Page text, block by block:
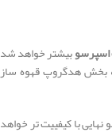
بیشتر خواهد شد
بخش هدگروپ قهوه ساز
با کیفییت تر خواهد